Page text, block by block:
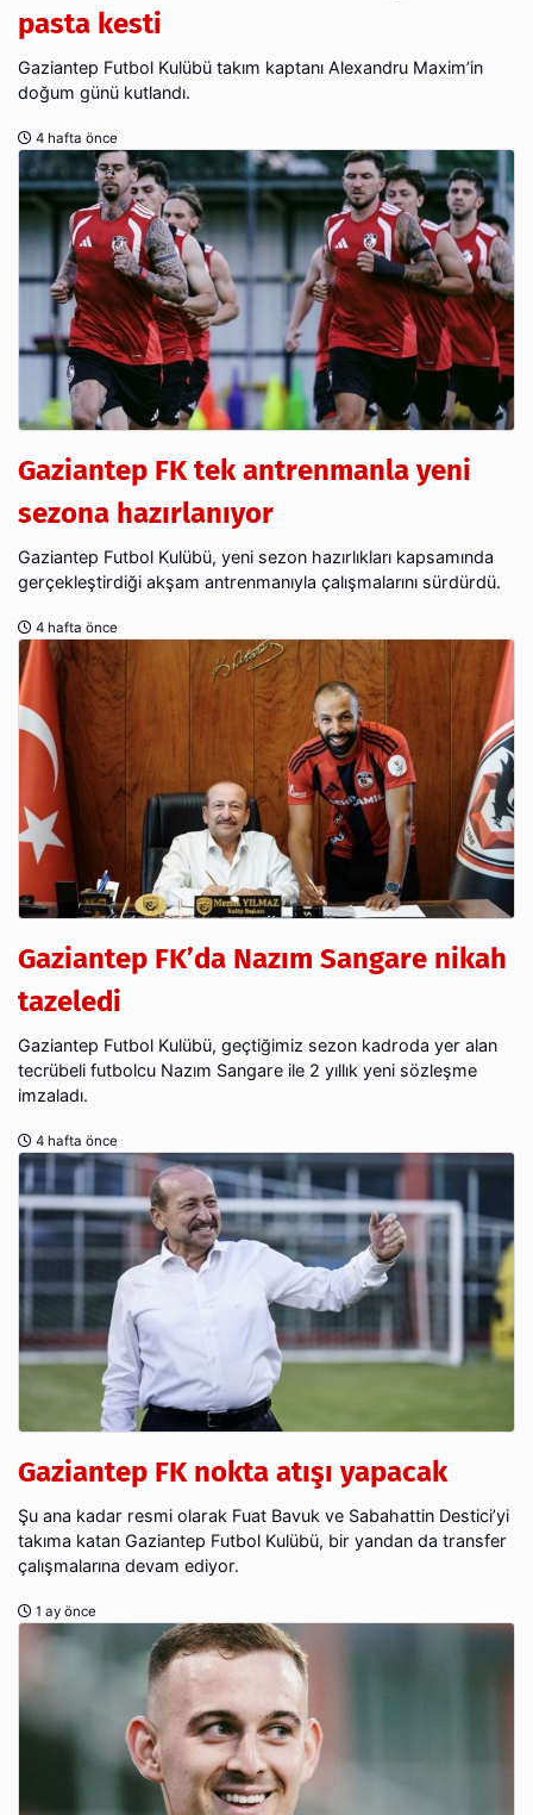
pasta kesti
Gaziantep Futbol Kulübü takım kaptanı Alexandru Maxim’in
doğum günü kutlandı.
4 hafta önce
Gaziantep FK tek antrenmanla yeni
sezona hazırlanıyor
Gaziantep Futbol Kulübü, yeni sezon hazırlıkları kapsamında
gerçekleştirdiği akşam antrenmanıyla çalışmalarını sürdürdü.
4 hafta önce
Gaziantep FK’da Nazım Sangare nikah
tazeledi
Gaziantep Futbol Kulübü, geçtiğimiz sezon kadroda yer alan
tecrübeli futbolcu Nazım Sangare ile 2 yıllık yeni sözleşme
imzaladı.
4 hafta önce
Gaziantep FK nokta atışı yapacak
Şu ana kadar resmi olarak Fuat Bavuk ve Sabahattin Destici’yi
takıma katan Gaziantep Futbol Kulübü, bir yandan da transfer
çalışmalarına devam ediyor.
1 ay önce